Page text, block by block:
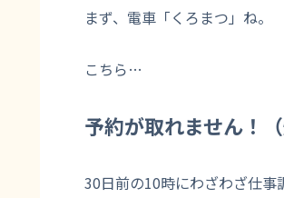
まず、電車「くろまつ」ね。
こちら…
予約が取れません！（
30日前の10時にわざわざ仕